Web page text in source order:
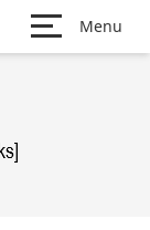
Menu